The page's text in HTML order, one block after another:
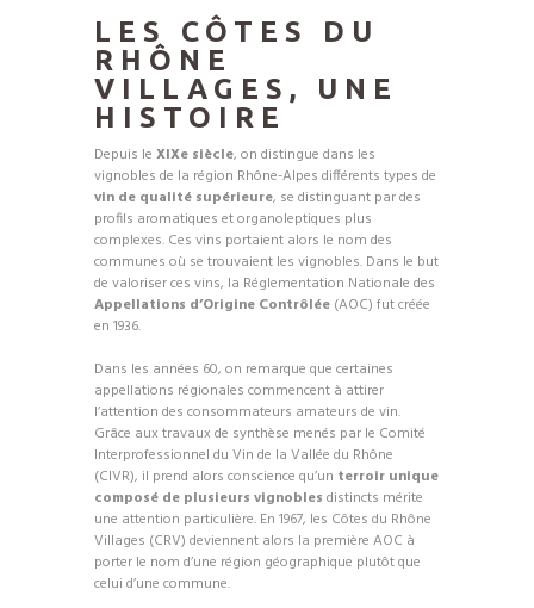
LES CÔTES DU
RHÔNE
VILLAGES, UNE
HISTOIRE
Depuis le XIXe siècle, on distingue dans les
vignobles de la région Rhône-Alpes différents types de
vin de qualité supérieure, se distinguant par des
profils aromatiques et organoleptiques plus
complexes. Ces vins portaient alors le nom des
communes où se trouvaient les vignobles. Dans le but
de valoriser ces vins, la Réglementation Nationale des
Appellations d’Origine Contrôlée (AOC) fut créée
en 1936.
Dans les années 60, on remarque que certaines
appellations régionales commencent à attirer
l’attention des consommateurs amateurs de vin.
Grâce aux travaux de synthèse menés par le Comité
Interprofessionnel du Vin de la Vallée du Rhône
(CIVR), il prend alors conscience qu’un terroir unique
composé de plusieurs vignobles distincts mérite
une attention particulière. En 1967, les Côtes du Rhône
Villages (CRV) deviennent alors la première AOC à
porter le nom d’une région géographique plutôt que
celui d’une commune.